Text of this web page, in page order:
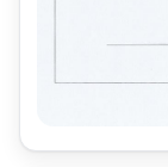
Al terzo piano si
tutti attrezzati